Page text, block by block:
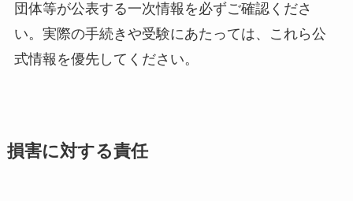
団体等が公表する一次情報を必ずご確認くださ
い。実際の手続きや受験にあたっては、これら公
式情報を優先してください。
損害に対する責任